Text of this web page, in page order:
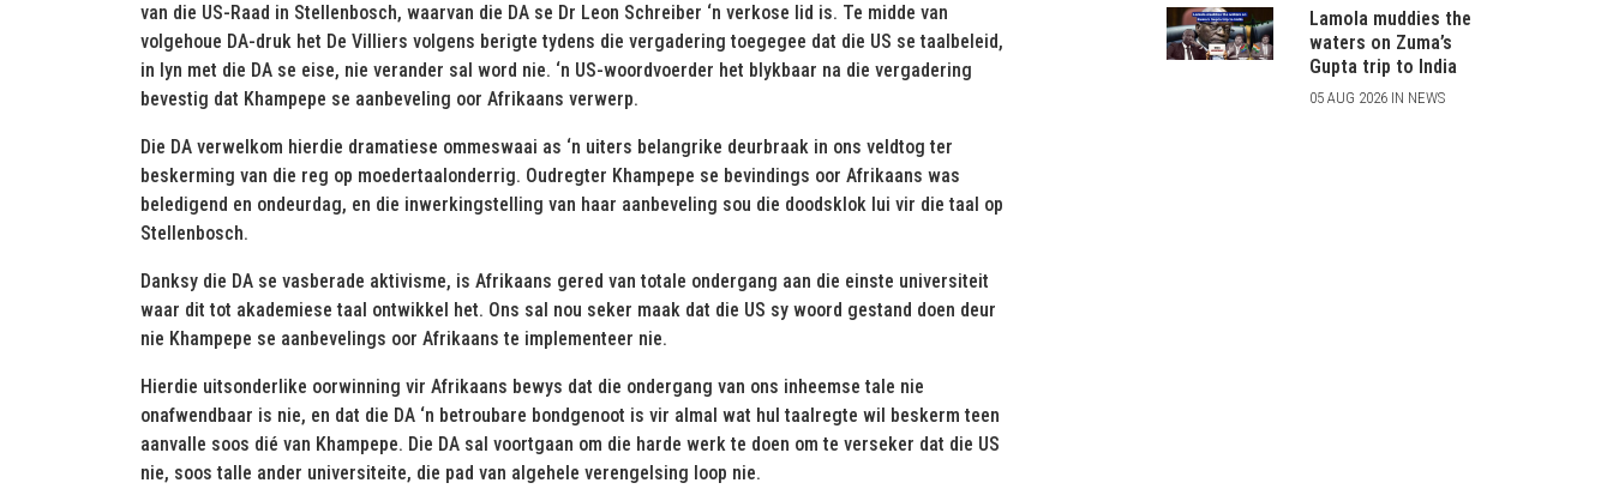
van die US-Raad in Stellenbosch, waarvan die DA se Dr Leon Schreiber ‘n verkose lid is. Te midde van
volgehoue DA-druk het De Villiers volgens berigte tydens die vergadering toegegee dat die US se taalbeleid,
in lyn met die DA se eise, nie verander sal word nie. ‘n US-woordvoerder het blykbaar na die vergadering
bevestig dat Khampepe se aanbeveling oor Afrikaans verwerp.
Die DA verwelkom hierdie dramatiese ommeswaai as ‘n uiters belangrike deurbraak in ons veldtog ter
beskerming van die reg op moedertaalonderrig. Oudregter Khampepe se bevindings oor Afrikaans was
beledigend en ondeurdag, en die inwerkingstelling van haar aanbeveling sou die doodsklok lui vir die taal op
Stellenbosch.
Danksy die DA se vasberade aktivisme, is Afrikaans gered van totale ondergang aan die einste universiteit
waar dit tot akademiese taal ontwikkel het. Ons sal nou seker maak dat die US sy woord gestand doen deur
nie Khampepe se aanbevelings oor Afrikaans te implementeer nie.
Hierdie uitsonderlike oorwinning vir Afrikaans bewys dat die ondergang van ons inheemse tale nie
onafwendbaar is nie, en dat die DA ‘n betroubare bondgenoot is vir almal wat hul taalregte wil beskerm teen
aanvalle soos dié van Khampepe. Die DA sal voortgaan om die harde werk te doen om te verseker dat die US
nie, soos talle ander universiteite, die pad van algehele verengelsing loop nie.
Lamola muddies the
waters on Zuma’s
Gupta trip to India
05 AUG 2026 IN NEWS